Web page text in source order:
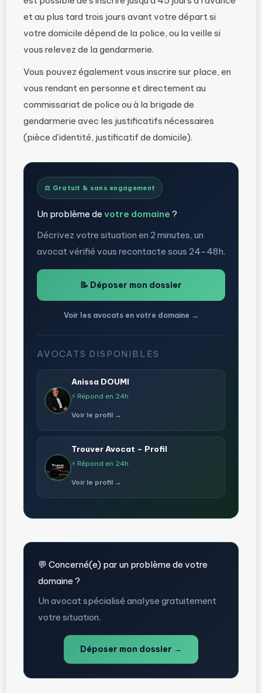
et au plus tard trois jours avant votre départ si
votre domicile dépend de la police, ou la veille si
vous relevez de la gendarmerie.
Vous pouvez également vous inscrire sur place, en
vous rendant en personne et directement au
commissariat de police ou à la brigade de
gendarmerie avec les justificatifs nécessaires
(pièce d’identité, justificatif de domicile).
⚖️ Gratuit & sans engagement
Un problème de votre domaine ?
Décrivez votre situation en 2 minutes, un
avocat vérifié vous recontacte sous 24-48h.
📝 Déposer mon dossier
Voir les avocats en votre domaine →
AVOCATS DISPONIBLES
Anissa DOUMI
⚡ Répond en 24h
Voir le profil →
Trouver Avocat – Profil
⚡ Répond en 24h
Voir le profil →
💬 Concerné(e) par un problème de votre
domaine ?
Un avocat spécialisé analyse gratuitement
votre situation.
Déposer mon dossier →